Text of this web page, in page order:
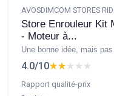
AVOSDIMCOM STORES
Store Enrouleur Kit
- Moteur à...
Une bonne idée, mais
4.0/10★★★★★
★★★★★
Rapport qualité-prix